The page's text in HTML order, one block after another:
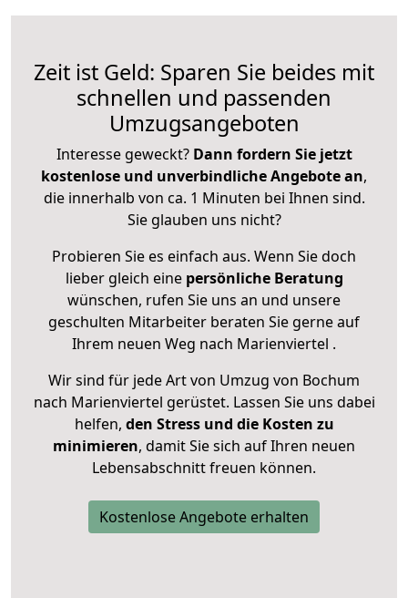
Zeit ist Geld: Sparen Sie beides mit
schnellen und passenden
Umzugsangeboten
Interesse geweckt? Dann fordern Sie jetzt
kostenlose und unverbindliche Angebote an,
die innerhalb von ca. 1 Minuten bei Ihnen sind.
Sie glauben uns nicht?
Probieren Sie es einfach aus. Wenn Sie doch
lieber gleich eine persönliche Beratung
wünschen, rufen Sie uns an und unsere
geschulten Mitarbeiter beraten Sie gerne auf
Ihrem neuen Weg nach Marienviertel .
Wir sind für jede Art von Umzug von Bochum
nach Marienviertel gerüstet. Lassen Sie uns dabei
helfen, den Stress und die Kosten zu
minimieren, damit Sie sich auf Ihren neuen
Lebensabschnitt freuen können.
Kostenlose Angebote erhalten